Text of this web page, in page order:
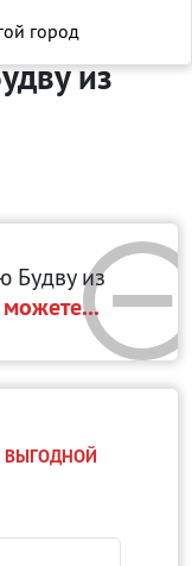
город
из
Будву из
можете...
ВЫГОДНОЙ